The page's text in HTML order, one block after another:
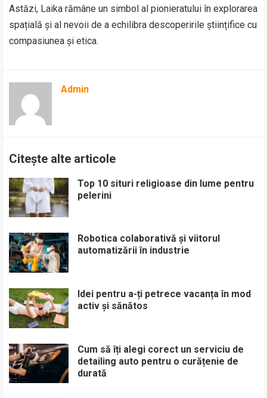
Astăzi, Laika rămâne un simbol al pionieratului în explorarea
spațială și al nevoii de a echilibra descoperirile științifice cu
compasiunea și etica.
Admin
Citește alte articole
Top 10 situri religioase din lume pentru
pelerini
Robotica colaborativă și viitorul
automatizării în industrie
Idei pentru a-ți petrece vacanța în mod
activ și sănătos
Cum să îți alegi corect un serviciu de
detailing auto pentru o curățenie de
durată